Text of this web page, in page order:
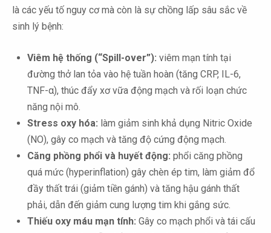
là các yếu tố nguy cơ mà còn là sự chồng lấp sâu sắc về
sinh lý bệnh:
Viêm hệ thống (“Spill-over”): viêm mạn tính tại
đường thở lan tỏa vào hệ tuần hoàn (tăng CRP, IL-6,
TNF-α), thúc đẩy xơ vữa động mạch và rối loạn chức
năng nội mô.
Stress oxy hóa: làm giảm sinh khả dụng Nitric Oxide
(NO), gây co mạch và tăng độ cứng động mạch.
Căng phồng phổi và huyết động: phổi căng phồng
quá mức (hyperinflation) gây chèn ép tim, làm giảm đổ
đầy thất trái (giảm tiền gánh) và tăng hậu gánh thất
phải, dẫn đến giảm cung lượng tim khi gắng sức.
Thiếu oxy máu mạn tính: Gây co mạch phổi và tái cấu